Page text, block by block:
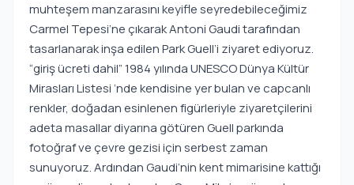
muhteşem manzarasını keyifle seyredebileceğimiz
Carmel Tepesi’ne çıkarak Antoni Gaudi tarafından
tasarlanarak inşa edilen Park Guell’i ziyaret ediyoruz.
“giriş ücreti dahil” 1984 yılında UNESCO Dünya Kültür
Mirasları Listesi ‘nde kendisine yer bulan ve capcanlı
renkler, doğadan esinlenen figürleriyle ziyaretçilerini
adeta masallar diyarına götüren Guell parkında
fotoğraf ve çevre gezisi için serbest zaman
sunuyoruz. Ardından Gaudi’nin kent mimarisine kattığı